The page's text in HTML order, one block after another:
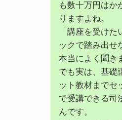
も数十万円はか
りますよね。
「講座を受け
ックで踏み出せ
本当によく聞き
でも実は、基礎
ット教材までセ
で受講できる司
んです。